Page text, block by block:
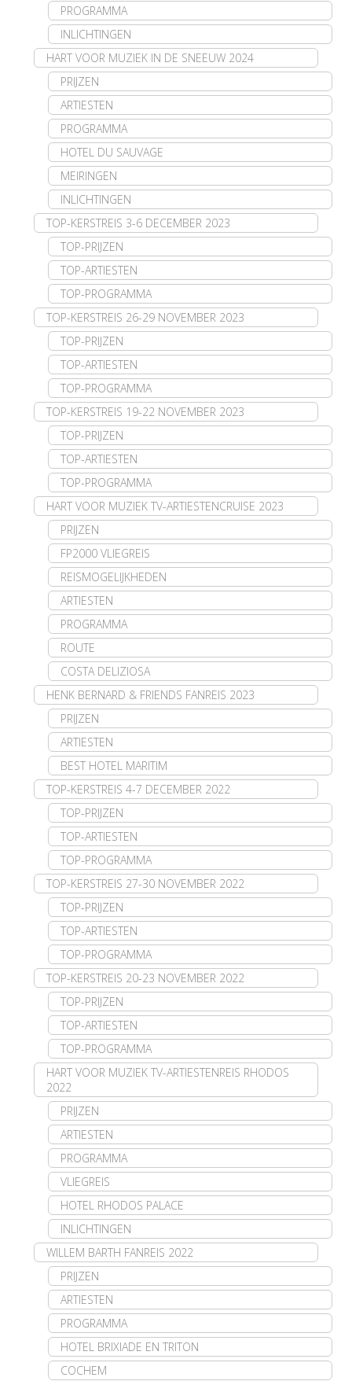
PROGRAMMA
INLICHTINGEN
HART VOOR MUZIEK IN DE SNEEUW 2024
PRIJZEN
ARTIESTEN
PROGRAMMA
HOTEL DU SAUVAGE
MEIRINGEN
INLICHTINGEN
TOP-KERSTREIS 3-6 DECEMBER 2023
TOP-PRIJZEN
TOP-ARTIESTEN
TOP-PROGRAMMA
TOP-KERSTREIS 26-29 NOVEMBER 2023
TOP-PRIJZEN
TOP-ARTIESTEN
TOP-PROGRAMMA
TOP-KERSTREIS 19-22 NOVEMBER 2023
TOP-PRIJZEN
TOP-ARTIESTEN
TOP-PROGRAMMA
HART VOOR MUZIEK TV-ARTIESTENCRUISE 2023
PRIJZEN
FP2000 VLIEGREIS
REISMOGELIJKHEDEN
ARTIESTEN
PROGRAMMA
ROUTE
COSTA DELIZIOSA
HENK BERNARD & FRIENDS FANREIS 2023
PRIJZEN
ARTIESTEN
BEST HOTEL MARITIM
TOP-KERSTREIS 4-7 DECEMBER 2022
TOP-PRIJZEN
TOP-ARTIESTEN
TOP-PROGRAMMA
TOP-KERSTREIS 27-30 NOVEMBER 2022
TOP-PRIJZEN
TOP-ARTIESTEN
TOP-PROGRAMMA
TOP-KERSTREIS 20-23 NOVEMBER 2022
TOP-PRIJZEN
TOP-ARTIESTEN
TOP-PROGRAMMA
HART VOOR MUZIEK TV-ARTIESTENREIS RHODOS
2022
PRIJZEN
ARTIESTEN
PROGRAMMA
VLIEGREIS
HOTEL RHODOS PALACE
INLICHTINGEN
WILLEM BARTH FANREIS 2022
PRIJZEN
ARTIESTEN
PROGRAMMA
HOTEL BRIXIADE EN TRITON
COCHEM